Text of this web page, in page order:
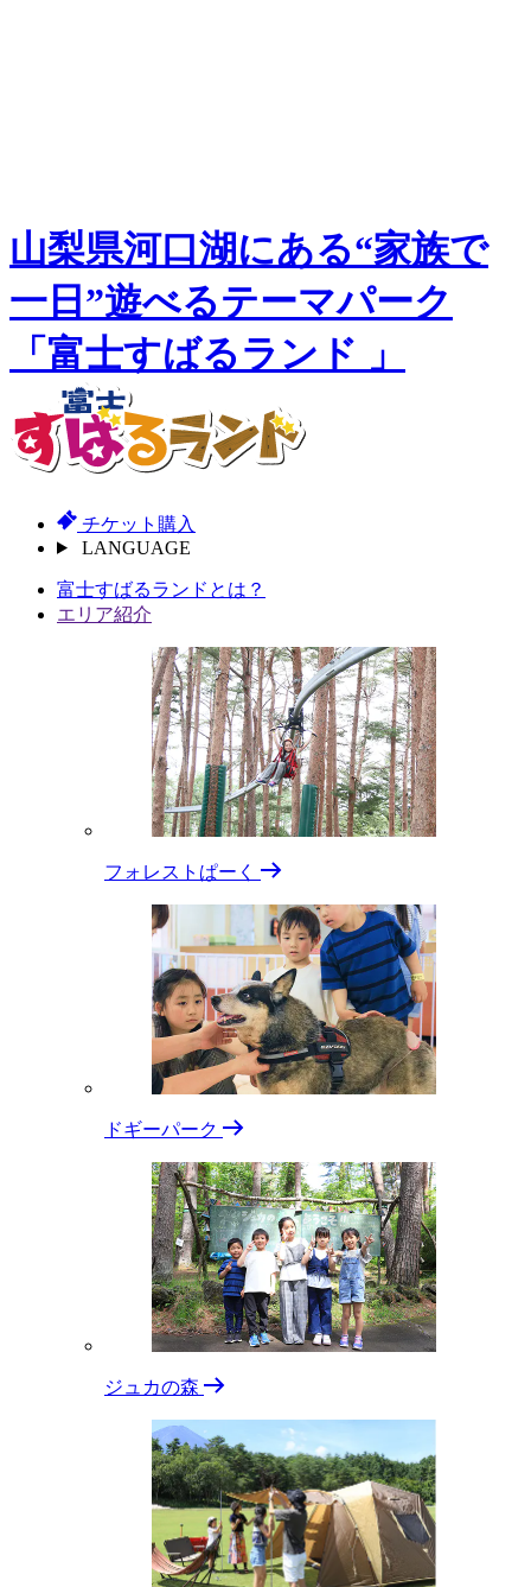
山梨県河口湖にある“家族で
一日”遊べるテーマパーク
「富士すばるランド 」
チケット購入
LANGUAGE
富⼠すばるランドとは？
エリア紹介
フォレストぱーく
ドギーパーク
ジュカの森